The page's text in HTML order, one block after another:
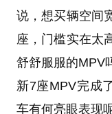
说，想买辆空间
座，门槛实在太
舒舒服服的MPV
新7座MPV完
车有何亮眼表现